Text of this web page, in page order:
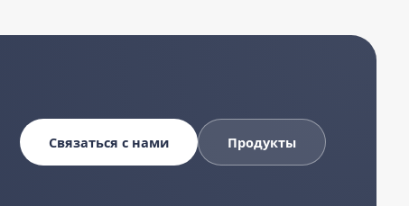
Связаться с нами Продукты